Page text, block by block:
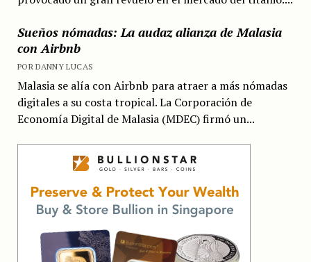
Sueños nómadas: La audaz alianza de Malasia
con Airbnb
POR DANNY LUCAS
Malasia se alía con Airbnb para atraer a más nómadas
digitales a su costa tropical. La Corporación de
Economía Digital de Malasia (MDEC) firmó un...